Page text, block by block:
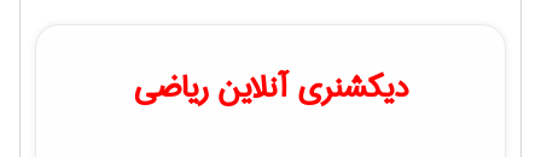
دیکشنری آنلاین ریاضی